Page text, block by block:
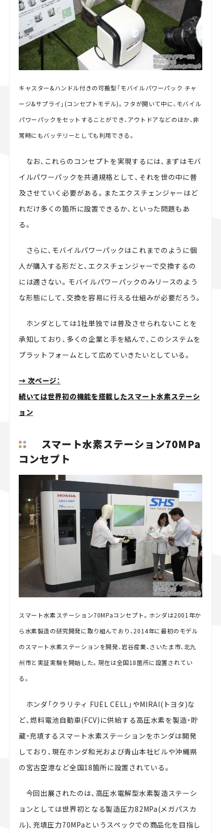
キャスター&ハンドル付きの可搬型「モバイルパワーパック チャ
ージ&サプライ」(コンセプトモデル)。フタが開いて中に、モバイル
パワーパックをセットすることができ、アウトドアなどのほか、非
常時にもバッテリーとしても利用できる。
なお、これらのコンセプトを実現するには、まずはモバ
イルパワーパックを共通規格として、それを世の中に普
及させていく必要がある。またエクスチェンジャーはど
れだけ多くの箇所に設置できるか、といった問題もあ
る。
さらに、モバイルパワーパックはこれまでのように個
人が購入する形だと、エクスチェンジャーで交換するの
には適さない。モバイルパワーパックのみリースのよう
な形態にして、交換を容易に行える仕組みが必要だろう。
ホンダとしては1社単独では普及させられないことを
承知しており、多くの企業と手を結んで、このシステムを
プラットフォームとして広めていきたいとしている。
→ 次ページ：
続いては世界初の機能を搭載したスマート水素ステーシ
ョン
スマート水素ステーション70MPa
コンセプト
スマート水素ステーション70MPaコンセプト。ホンダは2001年か
ら水素製造の研究開発に取り組んでおり、2014年に最初のモデル
のスマート水素ステーションを開発、岩谷産業、さいたま市、北九
州市と実証実験を開始した。現在は全国18箇所に設置されてい
る。
ホンダ「クラリティ FUEL CELL」やMIRAI(トヨタ)な
ど、燃料電池自動車(FCV)に供給する高圧水素を製造・貯
蔵・充填するスマート水素ステーションをホンダは開発
しており、現在ホンダ和光および青山本社ビルや沖縄県
の宮古空港など全国18箇所に設置されている。
今回出展されたのは、高圧水電解型水素製造ステーシ
ョンとしては世界初となる製造圧力82MPa(メガパスカ
ル)、充填圧力70MPaというスペックでの商品化を目指し